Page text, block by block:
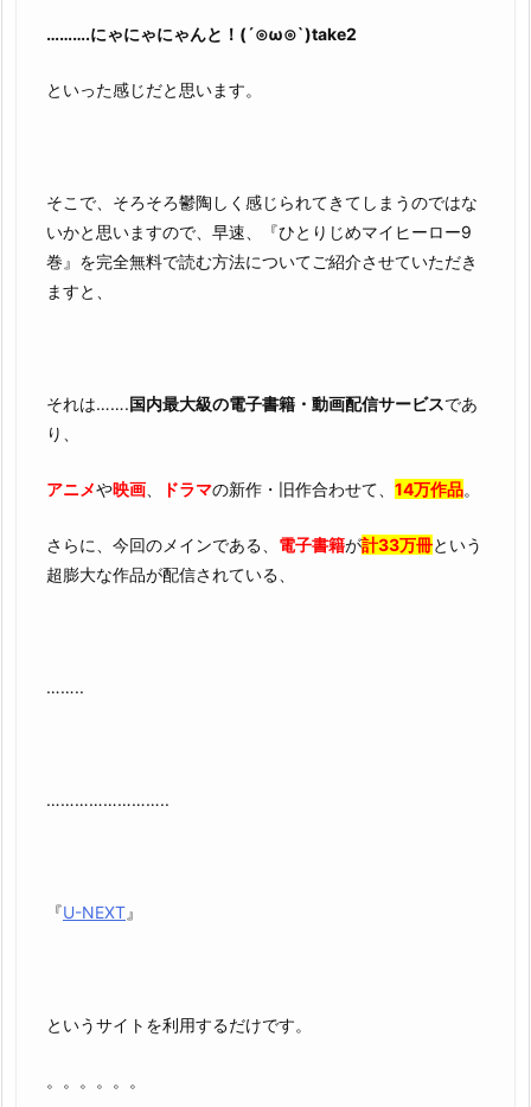
……….にゃにゃにゃんと！(´⊙ω⊙`)take2
といった感じだと思います。
そこで、そろそろ鬱陶しく感じられてきてしまうのではな
いかと思いますので、早速、『ひとりじめマイヒーロー9
巻』を完全無料で読む方法についてご紹介させていただき
ますと、
それは…….国内最大級の電子書籍・動画配信サービスであ
り、
アニメや映画 ドラマの新作・旧作合わせて、 14万作品。
さらに、今回のメインである、 電子書籍が計33万冊という
超膨大な作品が配信されている、
……..
……………………..
『U-NEXT』
というサイトを利用するだけです。
。。。。。。